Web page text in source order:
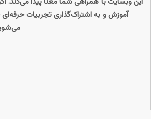
آموزش و به اشتراک‌گذاری تجربیات